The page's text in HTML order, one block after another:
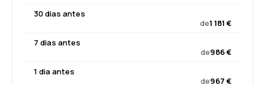
30 dias antes
de1 181 €
7 dias antes
de986 €
1 dia antes
de967 €